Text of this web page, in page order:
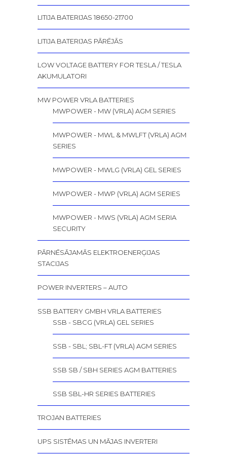
LITIJA BATERIJAS 18650-21700
LITIJA BATERIJAS PĀRĒJĀS
LOW VOLTAGE BATTERY FOR TESLA / TESLA
AKUMULATORI
MW POWER VRLA BATTERIES
MWPOWER - MW (VRLA) AGM SERIES
MWPOWER - MWL & MWLFT (VRLA) AGM
SERIES
MWPOWER - MWLG (VRLA) GEL SERIES
MWPOWER - MWP (VRLA) AGM SERIES
MWPOWER - MWS (VRLA) AGM SERIA
SECURITY
PĀRNĒSĀJAMĀS ELEKTROENERĢIJAS
STACIJAS
POWER INVERTERS – AUTO
SSB BATTERY GMBH VRLA BATTERIES
SSB - SBCG (VRLA) GEL SERIES
SSB - SBL; SBL-FT (VRLA) AGM SERIES
SSB SB / SBH SERIES AGM BATTERIES
SSB SBL-HR SERIES BATTERIES
TROJAN BATTERIES
UPS SISTĒMAS UN MĀJAS INVERTERI